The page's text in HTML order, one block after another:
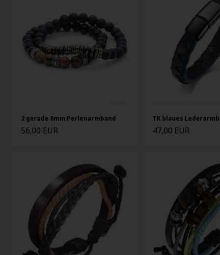
2 gerade 8mm Perlenarmband
56,00 EUR
TK blaues
47,00 EUR